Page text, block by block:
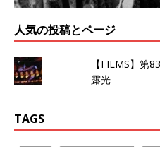
人気の投稿とページ
【FILMS】第
露光
TAGS